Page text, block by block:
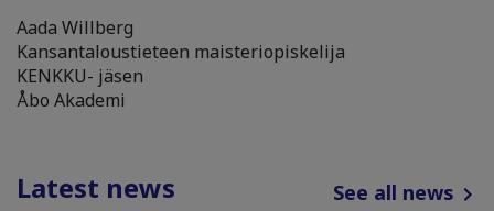
Aada Willberg
Kansantaloustieteen maisteriopiskelija
KENKKU- jäsen
Åbo Akademi
Latest news See all news